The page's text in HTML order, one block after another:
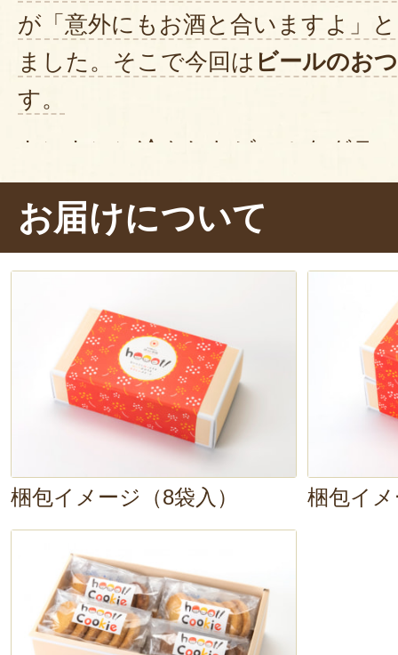
が「意外にもお酒と合いますよ」
ました。そこで今回は ビールのお
す。
キンキンに冷やしたビールをグ
ッキーをサクッ。おぉ、サクサク
チーズの風味がまろやか
ビールにとっても
お届けについて
梱包イメージ（8袋入） 梱包イ